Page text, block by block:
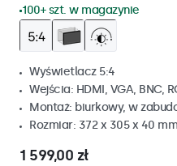
100+ szt. w magazynie
Wyświetlacz 5:4
Wejścia: HDMI, VGA, BNC,
Montaż: biurkowy, w
Rozmiar: 372 x 305 x 40 mm
1 599,00 zł